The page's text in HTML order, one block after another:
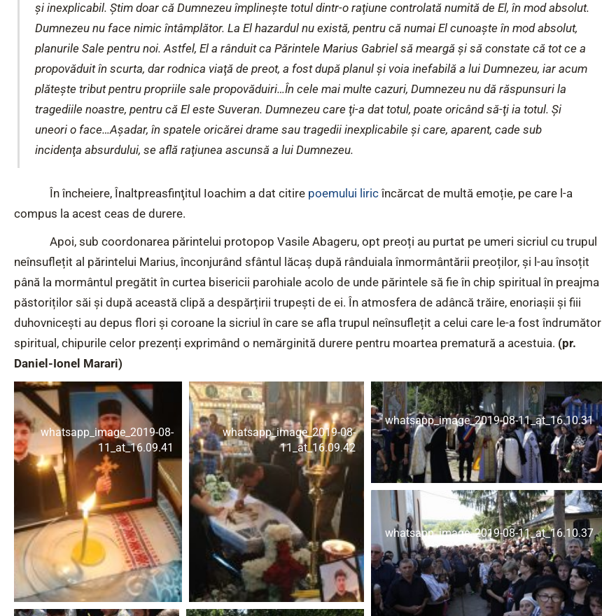
şi inexplicabil. Știm doar că Dumnezeu împlinește totul dintr-o raţiune controlată numită de El, în mod absolut.
Dumnezeu nu face nimic întâmplător. La El hazardul nu există, pentru că numai El cunoaște în mod absolut,
planurile Sale pentru noi. Astfel, El a rânduit ca Părintele Marius Gabriel să meargă şi să constate că tot ce a
propovăduit în scurta, dar rodnica viaţă de preot, a fost după planul și voia inefabilă a lui Dumnezeu, iar acum
plăteşte tribut pentru propriile sale propovăduiri…În cele mai multe cazuri, Dumnezeu nu dă răspunsuri la
tragediile noastre, pentru că El este Suveran. Dumnezeu care ţi-a dat totul, poate oricând să-ţi ia totul. Şi
uneori o face…Aşadar, în spatele oricărei drame sau tragedii inexplicabile şi care, aparent, cade sub
incidenţa absurdului, se află raţiunea ascunsă a lui Dumnezeu.
În încheiere, Înaltpreasfinţitul Ioachim a dat citire poemului liricîncărcat de multă emoție, pe care l-a
compus la acest ceas de durere.
Apoi, sub coordonarea părintelui protopop Vasile Abageru, opt preoți au purtat pe umeri sicriul cu trupul
neînsuflețit al părintelui Marius, înconjurând sfântul lăcaș după rânduiala înmormântării preoților, și l-au însoțit
până la mormântul pregătit în curtea bisericii parohiale acolo de unde părintele să fie în chip spiritual în preajma
păstoriților săi și după această clipă a despărțirii trupești de ei. În atmosfera de adâncă trăire, enoriașii și fiii
duhovnicești au depus flori și coroane la sicriul în care se afla trupul neînsuflețit a celui care le-a fost îndrumător
spiritual, chipurile celor prezenți exprimând o nemărginită durere pentru moartea prematură a acestuia. (pr.
Daniel-Ionel Marari)
whatsapp_image_2019-08-
11_at_16.09.41
whatsapp_image_2019-08-
11_at_16.09.42
whatsapp_image_2019-08-11_at_16.10.31
whatsapp_image_2019-08-11_at_16.10.37